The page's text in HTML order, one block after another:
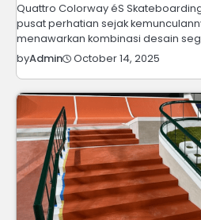
Quattro Colorway éS
pusat perhatian sejak
menawarkan kombinasi desain
byAdmin October 14, 2025